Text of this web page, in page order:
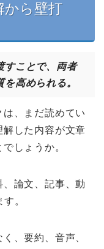
から壁打
すことで、両者
高められる。
、まだ読めてい
した内容が文章
しょうか。
論文、記事、動
。
、要約、音声、